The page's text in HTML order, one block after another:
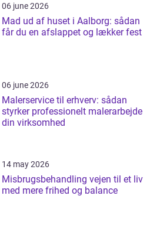
06 june 2026
Mad ud af huset i Aalborg: sådan
får du en afslappet og lækker fest
06 june 2026
Malerservice til erhverv: sådan
styrker professionelt malerarbejde
din virksomhed
14 may 2026
Misbrugsbehandling vejen til et liv
med mere frihed og balance